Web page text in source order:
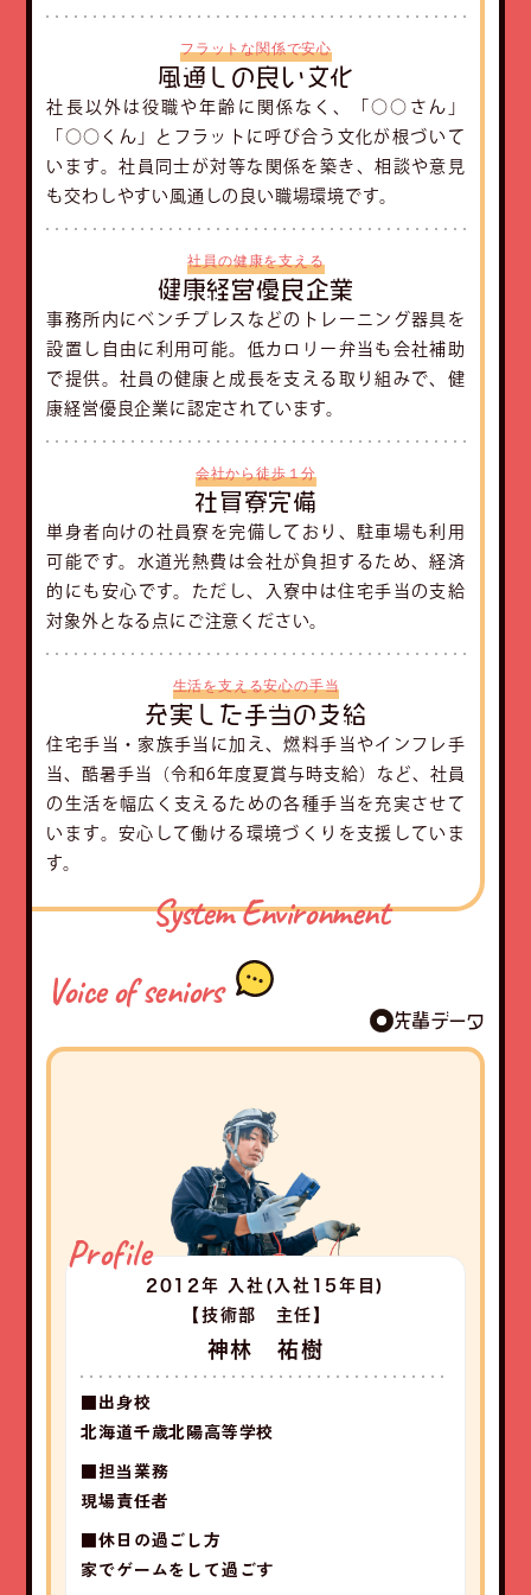
フラットな関係で安心
風通しの良い文化
社長以外は役職や年齢に関係なく、「○○さん」
「○○くん」とフラットに呼び合う文化が根づいて
います。社員同士が対等な関係を築き、相談や意見
も交わしやすい風通しの良い職場環境です。
社員の健康を支える
健康経営優良企業
事務所内にベンチプレスなどのトレーニング器具を
設置し自由に利用可能。低カロリー弁当も会社補助
で提供。社員の健康と成長を支える取り組みで、健
康経営優良企業に認定されています。
会社から徒歩１分
社員寮完備
単身者向けの社員寮を完備しており、駐車場も利用
可能です。水道光熱費は会社が負担するため、経済
的にも安心です。ただし、入寮中は住宅手当の支給
対象外となる点にご注意ください。
生活を支える安心の手当
充実した手当の支給
住宅手当・家族手当に加え、燃料手当やインフレ手
当、酷暑手当（令和6年度夏賞与時支給）など、社員
の生活を幅広く支えるための各種手当を充実させて
います。安心して働ける環境づくりを支援していま
す。
System Environment
Voice of seniors
先輩データ
Profile
2012年 入社 (入社15年目)
【技術部 主任】
神林 祐樹
■出身校
北海道千歳北陽高等学校
■担当業務
現場責任者
■休日の過ごし方
家でゲームをして過ごす